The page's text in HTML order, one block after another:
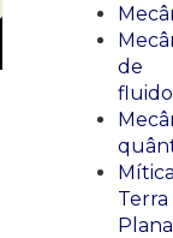
de
Terra
Plana